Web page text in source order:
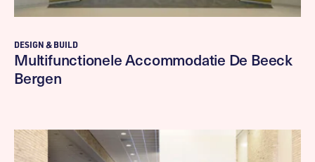
DESIGN & BUILD
Multifunctionele Accommodatie De Beeck
Bergen